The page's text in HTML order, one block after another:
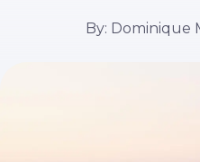
By: Dominique